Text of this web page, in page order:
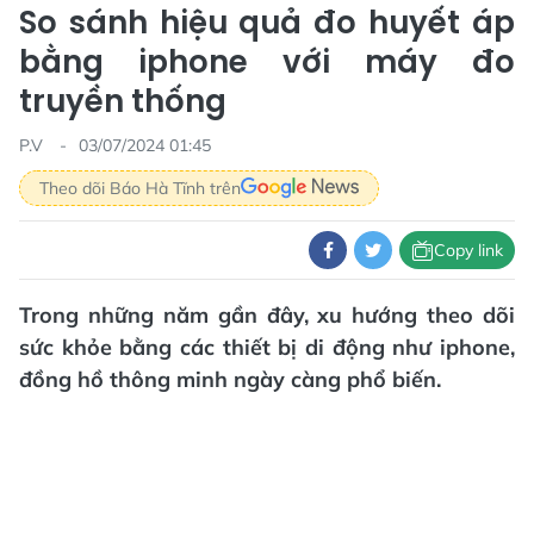
So sánh hiệu quả đo huyết áp
bằng iphone với máy đo
truyền thống
P.V
03/07/2024 01:45
Theo dõi Báo Hà Tĩnh trên
Copy link
Trong những năm gần đây, xu hướng theo dõi
sức khỏe bằng các thiết bị di động như iphone,
đồng hồ thông minh ngày càng phổ biến.